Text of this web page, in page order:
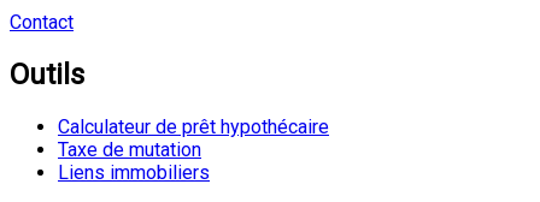
Contact
Outils
Calculateur de prêt hypothécaire
Taxe de mutation
Liens immobiliers